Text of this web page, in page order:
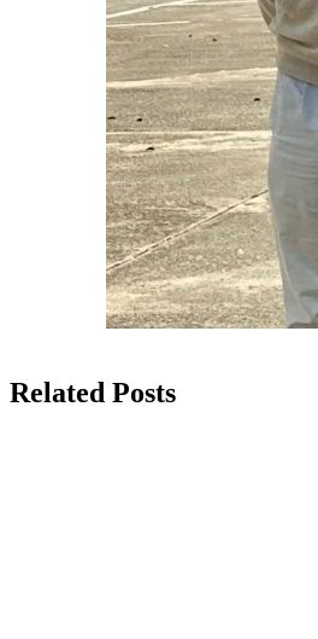
Related Posts